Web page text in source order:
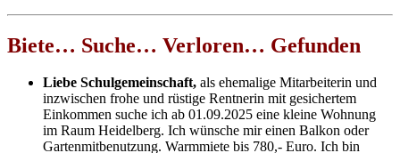
Biete… Suche… Verloren… Gefunden
Liebe Schulgemeinschaft, als ehemalige Mitarbeiterin und
inzwischen frohe und rüstige Rentnerin mit gesichertem
Einkommen suche ich ab 01.09.2025 eine kleine Wohnung
im Raum Heidelberg. Ich wünsche mir einen Balkon oder
Gartenmitbenutzung. Warmmiete bis 780,- Euro. Ich bin